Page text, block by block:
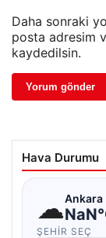
Daha sonraki
posta adresim
kaydedilsin.
Hava Durumu
☁Ankara
ŞEHIR SEÇ